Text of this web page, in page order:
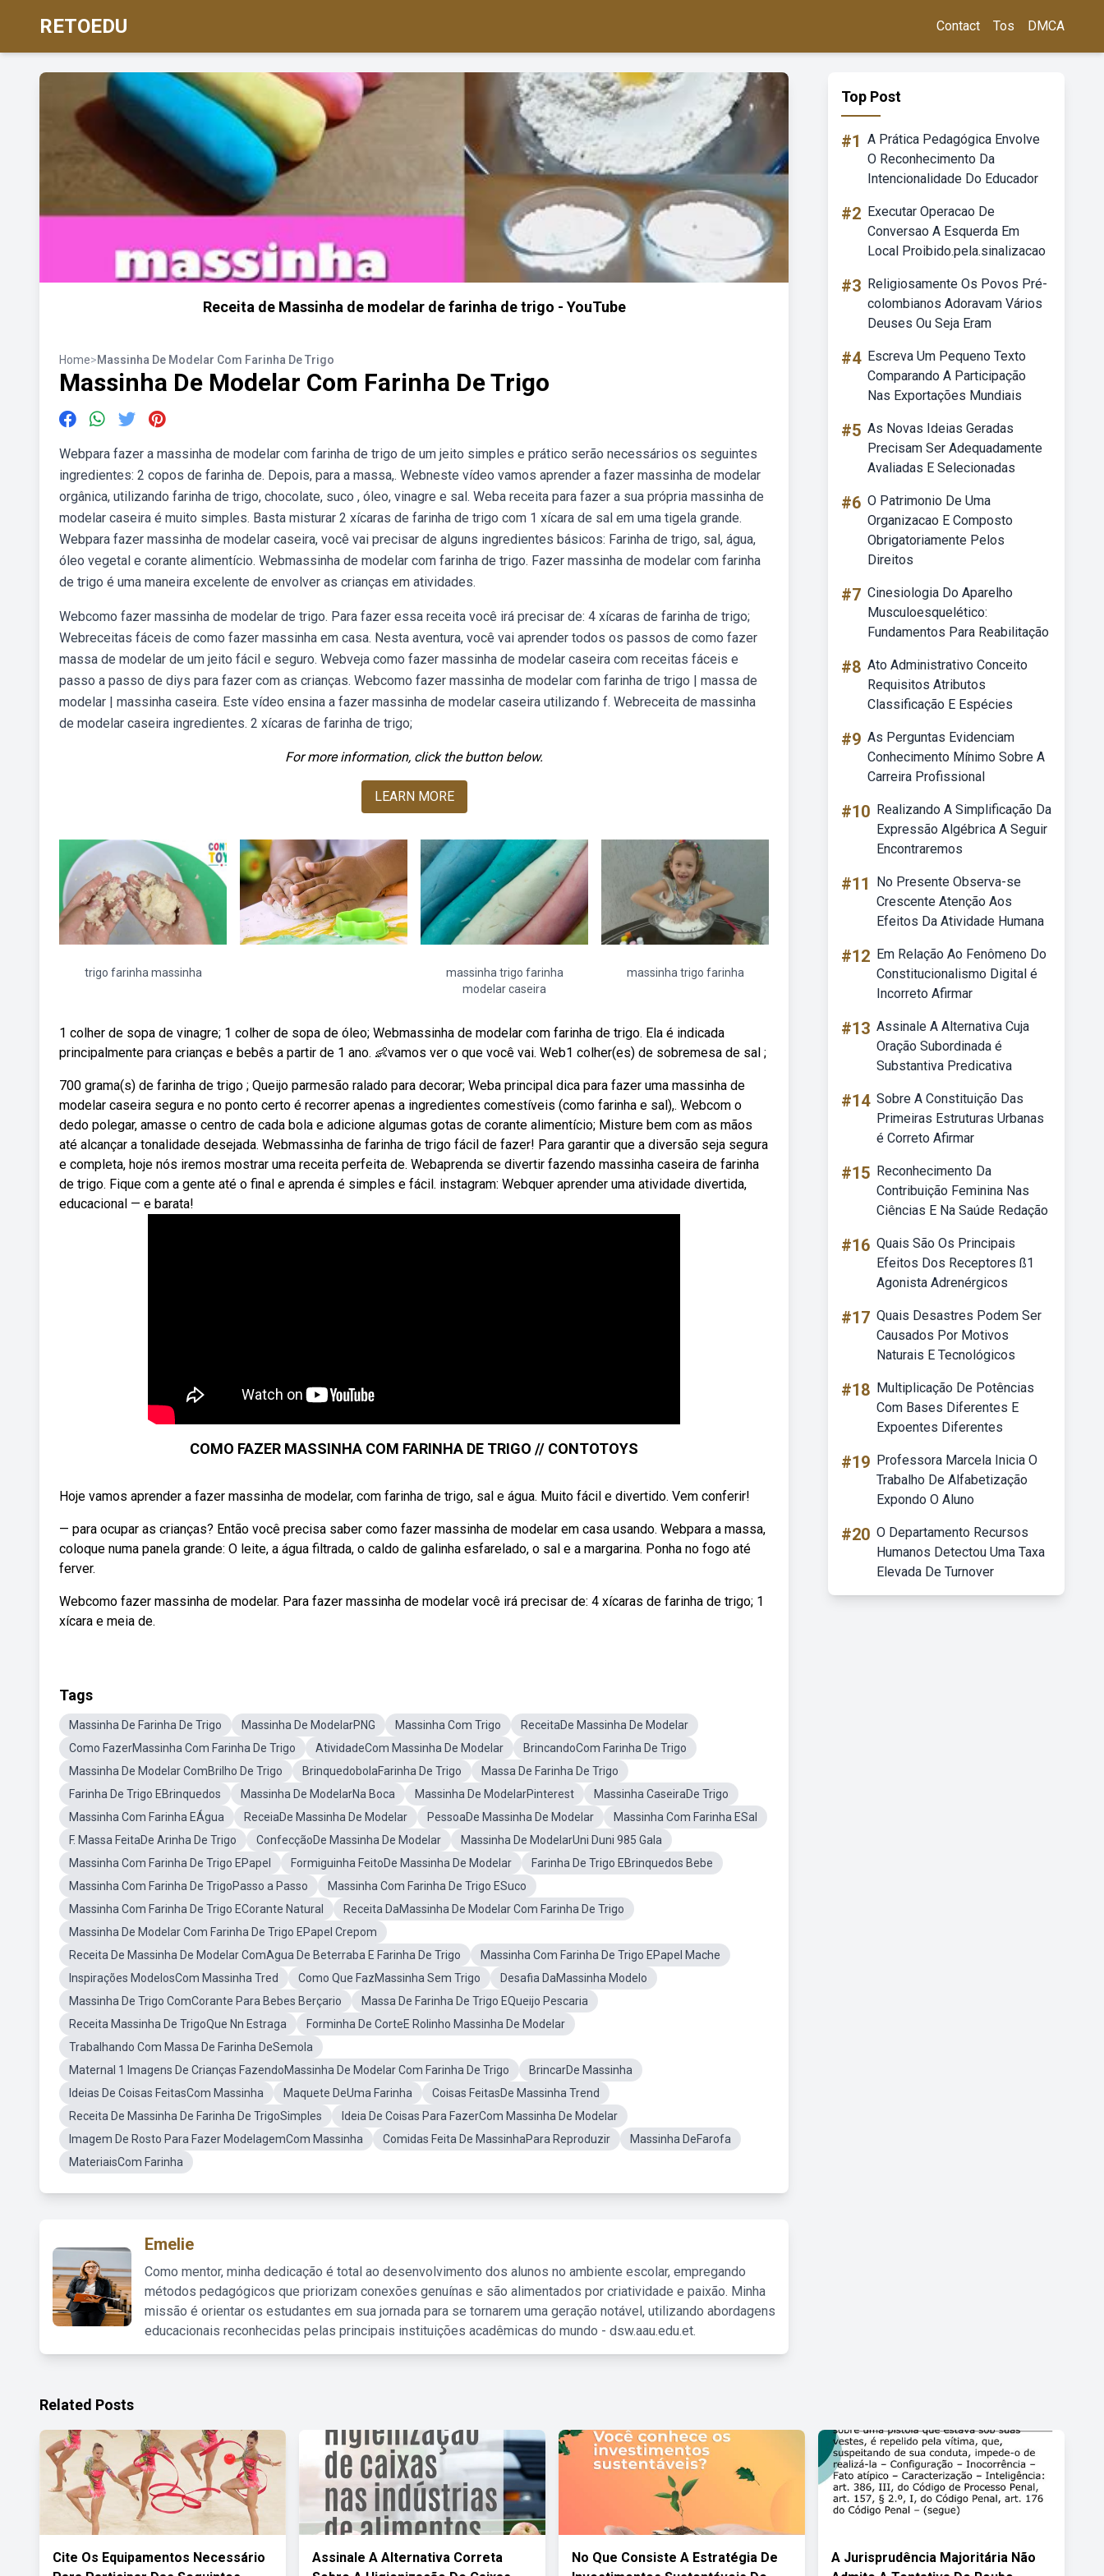
RETOEDU Contact Tos DMCA
Receita de Massinha de modelar de farinha de trigo - YouTube
Home>Massinha De Modelar Com Farinha De Trigo
Massinha De Modelar Com Farinha De Trigo
Webpara fazer a massinha de modelar com farinha de trigo de um jeito simples e prático serão necessários os seguintes
ingredientes: 2 copos de farinha de. Depois, para a massa,. Webneste vídeo vamos aprender a fazer massinha de modelar
orgânica, utilizando farinha de trigo, chocolate, suco , óleo, vinagre e sal. Weba receita para fazer a sua própria massinha de
modelar caseira é muito simples. Basta misturar 2 xícaras de farinha de trigo com 1 xícara de sal em uma tigela grande.
Webpara fazer massinha de modelar caseira, você vai precisar de alguns ingredientes básicos: Farinha de trigo, sal, água,
óleo vegetal e corante alimentício. Webmassinha de modelar com farinha de trigo. Fazer massinha de modelar com farinha
de trigo é uma maneira excelente de envolver as crianças em atividades.
Webcomo fazer massinha de modelar de trigo. Para fazer essa receita você irá precisar de: 4 xícaras de farinha de trigo;
Webreceitas fáceis de como fazer massinha em casa. Nesta aventura, você vai aprender todos os passos de como fazer
massa de modelar de um jeito fácil e seguro. Webveja como fazer massinha de modelar caseira com receitas fáceis e
passo a passo de diys para fazer com as crianças. Webcomo fazer massinha de modelar com farinha de trigo | massa de
modelar | massinha caseira. Este vídeo ensina a fazer massinha de modelar caseira utilizando f. Webreceita de massinha
de modelar caseira ingredientes. 2 xícaras de farinha de trigo;
For more information, click the button below.
LEARN MORE
trigo farinha massinha
massinha trigo farinha
modelar caseira
massinha trigo farinha
1 colher de sopa de vinagre; 1 colher de sopa de óleo; Webmassinha de modelar com farinha de trigo. Ela é indicada
principalmente para crianças e bebês a partir de 1 ano. 👶vamos ver o que você vai. Web1 colher(es) de sobremesa de sal ;
700 grama(s) de farinha de trigo ; Queijo parmesão ralado para decorar; Weba principal dica para fazer uma massinha de
modelar caseira segura e no ponto certo é recorrer apenas a ingredientes comestíveis (como farinha e sal),. Webcom o
dedo polegar, amasse o centro de cada bola e adicione algumas gotas de corante alimentício; Misture bem com as mãos
até alcançar a tonalidade desejada. Webmassinha de farinha de trigo fácil de fazer! Para garantir que a diversão seja segura
e completa, hoje nós iremos mostrar uma receita perfeita de. Webaprenda se divertir fazendo massinha caseira de farinha
de trigo. Fique com a gente até o final e aprenda é simples e fácil. instagram: Webquer aprender uma atividade divertida,
educacional — e barata!
COMO FAZER MASSINHA COM FARINHA DE TRIGO // CONTOTOYS
Hoje vamos aprender a fazer massinha de modelar, com farinha de trigo, sal e água. Muito fácil e divertido. Vem conferir!
— para ocupar as crianças? Então você precisa saber como fazer massinha de modelar em casa usando. Webpara a massa,
coloque numa panela grande: O leite, a água filtrada, o caldo de galinha esfarelado, o sal e a margarina. Ponha no fogo até
ferver.
Webcomo fazer massinha de modelar. Para fazer massinha de modelar você irá precisar de: 4 xícaras de farinha de trigo; 1
xícara e meia de.
Tags
Massinha De Farinha De Trigo Massinha De ModelarPNG Massinha Com Trigo
ReceitaDe Massinha De Modelar
Como FazerMassinha Com Farinha De Trigo
AtividadeCom Massinha De Modelar
BrincandoCom Farinha De Trigo
Massinha De Modelar ComBrilho De Trigo
BrinquedobolaFarinha De Trigo
Massa De Farinha De Trigo
Farinha De Trigo EBrinquedos
Massinha De ModelarNa Boca Massinha De ModelarPinterest
Massinha CaseiraDe Trigo
Massinha Com Farinha EÁgua
ReceiaDe Massinha De Modelar PessoaDe Massinha De Modelar
Massinha Com Farinha ESal
F. Massa FeitaDe Arinha De Trigo
ConfecçãoDe Massinha De Modelar
Massinha De ModelarUni Duni 985 Gala
Massinha Com Farinha De Trigo EPapel
Formiguinha FeitoDe Massinha De Modelar
Farinha De Trigo EBrinquedos Bebe
Massinha Com Farinha De TrigoPasso a Passo
Massinha Com Farinha De Trigo ESuco
Massinha Com Farinha De Trigo ECorante Natural
Receita DaMassinha De Modelar Com Farinha De Trigo
Massinha De Modelar Com Farinha De Trigo EPapel Crepom
Receita De Massinha De Modelar ComAgua De Beterraba E Farinha De Trigo
Massinha Com Farinha De Trigo EPapel Mache
Inspirações ModelosCom Massinha Tred
Como Que FazMassinha Sem Trigo
Desafia DaMassinha Modelo
Massinha De Trigo ComCorante Para Bebes Berçario
Massa De Farinha De Trigo EQueijo Pescaria
Receita Massinha De TrigoQue Nn Estraga
Forminha De CorteE Rolinho Massinha De Modelar
Trabalhando Com Massa De Farinha DeSemola
Maternal 1 Imagens De Crianças FazendoMassinha De Modelar Com Farinha De Trigo
BrincarDe Massinha
Ideias De Coisas FeitasCom Massinha
Maquete DeUma Farinha
Coisas FeitasDe Massinha Trend
Receita De Massinha De Farinha De TrigoSimples
Ideia De Coisas Para FazerCom Massinha De Modelar
Imagem De Rosto Para Fazer ModelagemCom Massinha
Comidas Feita De MassinhaPara Reproduzir
Massinha DeFarofa
MateriaisCom Farinha
Emelie
Como mentor, minha dedicação é total ao desenvolvimento dos alunos no ambiente escolar, empregando
métodos pedagógicos que priorizam conexões genuínas e são alimentados por criatividade e paixão. Minha
missão é orientar os estudantes em sua jornada para se tornarem uma geração notável, utilizando abordagens
educacionais reconhecidas pelas principais instituições acadêmicas do mundo - dsw.aau.edu.et.
Top Post
#1 A Prática Pedagógica Envolve
O Reconhecimento Da
Intencionalidade Do Educador
#2 Executar Operacao De
Conversao A Esquerda Em
Local Proibido.pela.sinalizacao
#3 Religiosamente Os Povos Pré-
colombianos Adoravam Vários
Deuses Ou Seja Eram
#4 Escreva Um Pequeno Texto
Comparando A Participação
Nas Exportações Mundiais
#5 As Novas Ideias Geradas
Precisam Ser Adequadamente
Avaliadas E Selecionadas
#6 O Patrimonio De Uma
Organizacao E Composto
Obrigatoriamente Pelos
Direitos
#7 Cinesiologia Do Aparelho
Musculoesquelético:
Fundamentos Para Reabilitação
#8 Ato Administrativo Conceito
Requisitos Atributos
Classificação E Espécies
#9 As Perguntas Evidenciam
Conhecimento Mínimo Sobre A
Carreira Profissional
#10 Realizando A Simplificação Da
Expressão Algébrica A Seguir
Encontraremos
#11
No Presente Observa-se
Crescente Atenção Aos
Efeitos Da Atividade Humana
#12 Em Relação Ao Fenômeno Do
Constitucionalismo Digital é
Incorreto Afirmar
#13 Assinale A Alternativa Cuja
Oração Subordinada é
Substantiva Predicativa
#14 Sobre A Constituição Das
Primeiras Estruturas Urbanas
é Correto Afirmar
#15 Reconhecimento Da
Contribuição Feminina Nas
Ciências E Na Saúde Redação
#16 Quais São Os Principais
Efeitos Dos Receptores ß1
Agonista Adrenérgicos
#17 Quais Desastres Podem Ser
Causados Por Motivos
Naturais E Tecnológicos
#18 Multiplicação De Potências
Com Bases Diferentes E
Expoentes Diferentes
#19 Professora Marcela Inicia O
Trabalho De Alfabetização
Expondo O Aluno
#20 O Departamento Recursos
Humanos Detectou Uma Taxa
Elevada De Turnover
Related Posts
Cite Os Equipamentos Necessário
Assinale A Alternativa Correta
No Que Consiste A Estratégia De
A Jurisprudência Majoritária Não